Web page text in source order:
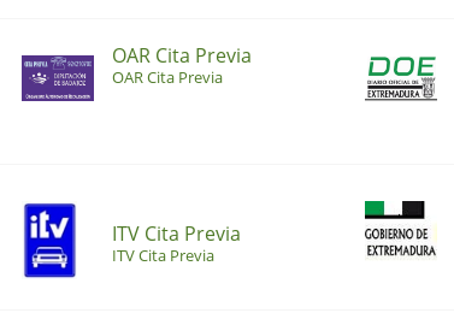
OAR Cita Previa
OAR Cita Previa
ITV Cita Previa
ITV Cita Previa